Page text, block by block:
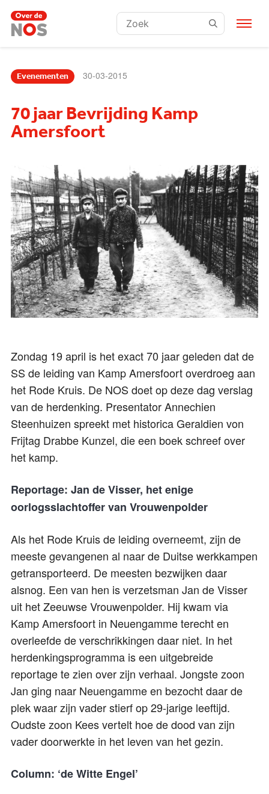
Zoeken:
Evenementen 30-03-2015
70 jaar Bevrijding Kamp
Amersfoort
Zondag 19 april is het exact 70 jaar geleden dat de
SS de leiding van Kamp Amersfoort overdroeg aan
het Rode Kruis. De NOS doet op deze dag verslag
van de herdenking. Presentator Annechien
Steenhuizen spreekt met historica Geraldien von
Frijtag Drabbe Kunzel, die een boek schreef over
het kamp.
Reportage: Jan de Visser, het enige
oorlogsslachtoffer van Vrouwenpolder
Als het Rode Kruis de leiding overneemt, zijn de
meeste gevangenen al naar de Duitse werkkampen
getransporteerd. De meesten bezwijken daar
alsnog. Een van hen is verzetsman Jan de Visser
uit het Zeeuwse Vrouwenpolder. Hij kwam via
Kamp Amersfoort in Neuengamme terecht en
overleefde de verschrikkingen daar niet. In het
herdenkingsprogramma is een uitgebreide
reportage te zien over zijn verhaal. Jongste zoon
Jan ging naar Neuengamme en bezocht daar de
plek waar zijn vader stierf op 29-jarige leeftijd.
Oudste zoon Kees vertelt hoe de dood van zijn
vader doorwerkte in het leven van het gezin.
Column: ‘de Witte Engel’